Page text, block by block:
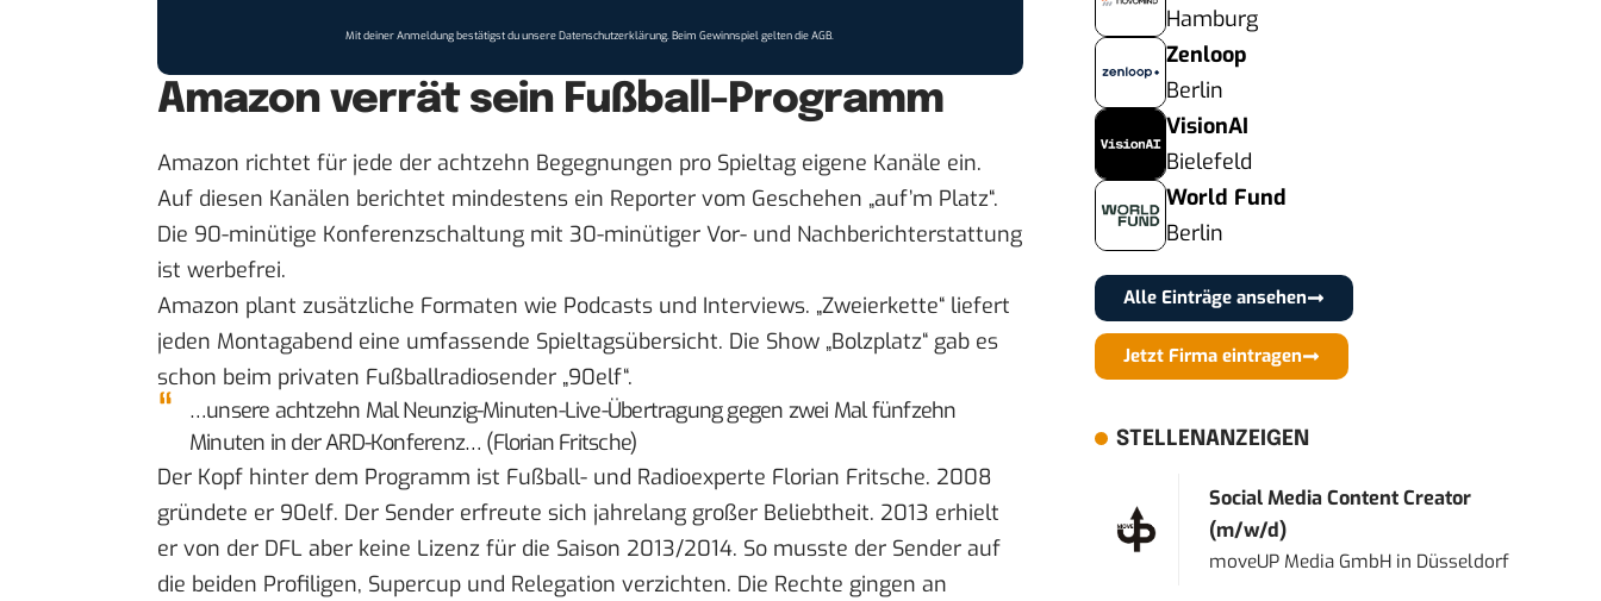
Mit deiner Anmeldung bestätigst du unsereDatenschutzerklärung. Beim Gewinnspiel gelten dieAGB.
Amazon verrät sein Fußball-Programm
Amazon richtet für jede der achtzehn Begegnungen pro Spieltag eigene Kanäle ein.
Auf diesen Kanälen berichtet mindestens ein Reporter vom Geschehen „auf’m Platz“.
Die 90-minütige Konferenzschaltung mit 30-minütiger Vor- und Nachberichterstattung
ist werbefrei.
Amazon plant zusätzliche Formaten wie Podcasts und Interviews. „Zweierkette“ liefert
jeden Montagabend eine umfassende Spieltagsübersicht. Die Show „Bolzplatz“ gab es
schon beim privaten Fußballradiosender „90elf“.
…unsere achtzehn Mal Neunzig-Minuten-Live-Übertragung gegen zwei Mal fünfzehn
Minuten in der ARD-Konferenz… (Florian Fritsche)
Der Kopf hinter dem Programm ist Fußball- und Radioexperte Florian Fritsche. 2008
gründete er 90elf. Der Sender erfreute sich jahrelang großer Beliebtheit. 2013 erhielt
er von der DFL aber keine Lizenz für die Saison 2013/2014. So musste der Sender auf
die beiden Profiligen, Supercup und Relegation verzichten. Die Rechte gingen an
Hamburg
Zenloop
Berlin
VisionAI
Bielefeld
World Fund
Berlin
Alle Einträge ansehen
Jetzt Firma eintragen
STELLENANZEIGEN
Social Media Content Creator
(m/w/d)
moveUP Media GmbH in Düsseldorf